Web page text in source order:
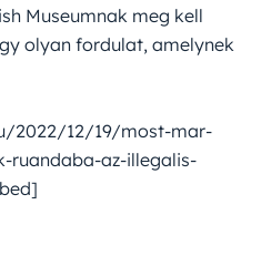
Museumnak meg kell
olyan fordulat, amelynek
2022/12/19/most-mar-
ruandaba-az-illegalis-